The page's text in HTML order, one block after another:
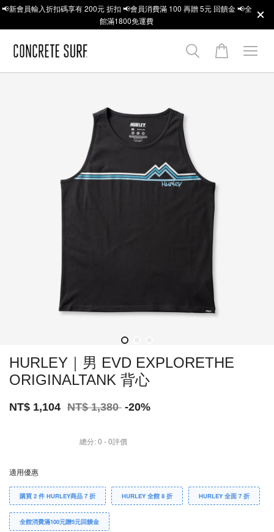
📢新會員輸入折扣碼享有 200元 折扣 📢會員消費滿 100 再贈 5元 回饋金 📢全
館滿1800免運費
HURLEY｜男 EVD EXPLORETHE
ORIGINALTANK 背心
NT$ 1,104 NT$ 1,380 -20%
總分:0 -0評價
適用優惠
購買 2 件 HURLEY商品 7 折 HURLEY 全館 8 折 HURLEY 全面 7 折
全館消費滿100元贈5元回饋金